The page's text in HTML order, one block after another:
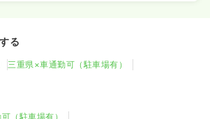
る
三重県×車通勤可（駐車場有）
（駐車場有）